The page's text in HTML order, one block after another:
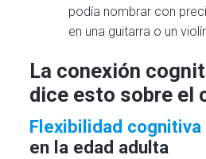
podía nombrar con
en una guitarra o un
La conexión
dice esto sobre el
Flexibilidad cognitiva
en la edad adulta